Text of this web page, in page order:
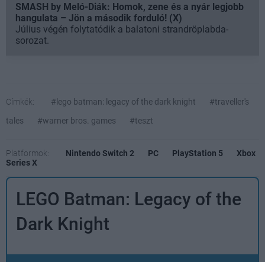
SMASH by Meló-Diák: Homok, zene és a nyár legjobb
hangulata – Jön a második forduló! (X)
Július végén folytatódik a balatoni strandröplabda-
sorozat.
Címkék: #lego batman: legacy of the dark knight
#traveller's
tales
#warner bros. games #teszt
Platformok: Nintendo Switch 2 PC PlayStation 5
Xbox
Series X
LEGO Batman: Legacy of the
Dark Knight